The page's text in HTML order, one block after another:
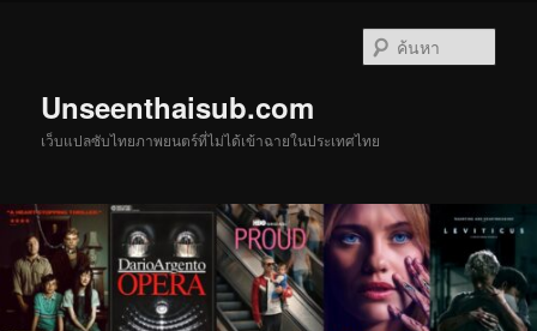
Unseenthaisub.com
เว็บแปลซับไทยภาพยนตร์ที่ไม่ได้เข้าฉายในประเทศไทย